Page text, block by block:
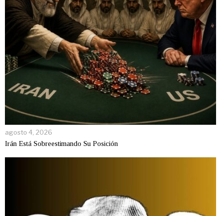
agosto 4, 2026
Irán Está Sobreestimando Su Posición